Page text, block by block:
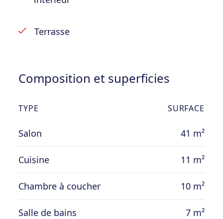
Terrasse
Composition et superficies
TYPE SURFACE
Salon 41 m²
Cuisine 11 m²
Chambre à coucher 10 m²
Salle de bains 7 m²